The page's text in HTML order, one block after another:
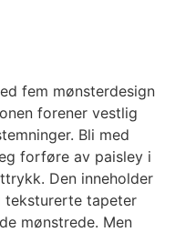
fem mønsterdesign
forener vestlig
Bli med
forføre av paisley i
Den inneholder
teksturerte tapeter
mønstrede. Men